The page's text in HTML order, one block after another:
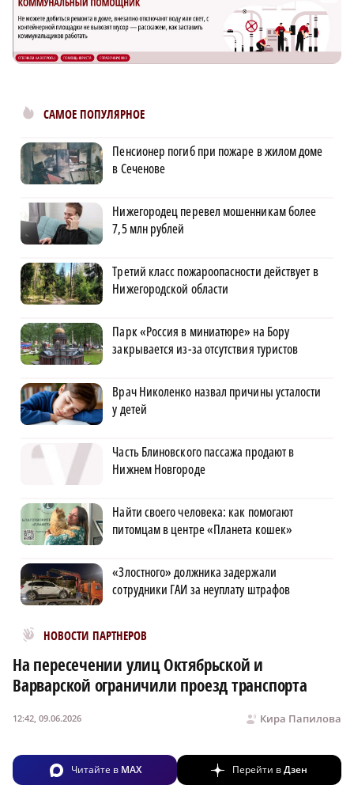
САМОЕ ПОПУЛЯРНОЕ
Пенсионер погиб при пожаре в жилом доме
в Сеченове
Нижегородец перевел мошенникам более
7,5 млн рублей
Третий класс пожароопасности действует в
Нижегородской области
Парк «Россия в миниатюре» на Бору
закрывается из-за отсутствия туристов
Врач Николенко назвал причины усталости
у детей
Часть Блиновского пассажа продают в
Нижнем Новгороде
Найти своего человека: как помогают
питомцам в центре «Планета кошек»
«Злостного» должника задержали
сотрудники ГАИ за неуплату штрафов
НОВОСТИ ПАРТНЕРОВ
Новости МирТесен
На пересечении улиц Октябрьской и
Варварской ограничили проезд транспорта
Кира Папилова
12:42, 09.06.2026
Читайте в MAX Перейти вДзен